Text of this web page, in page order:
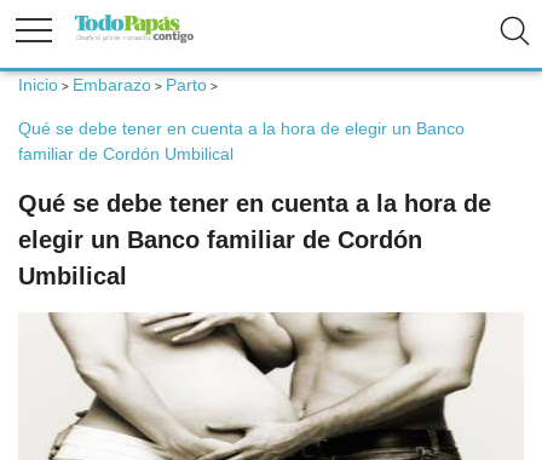
Bebé
Niños
Padres
Inicio > Embarazo > Parto >
Qué se debe tener en cuenta a la hora de elegir un Banco
familiar de Cordón Umbilical
Qué se debe tener en cuenta a la hora de
elegir un Banco familiar de Cordón
Umbilical